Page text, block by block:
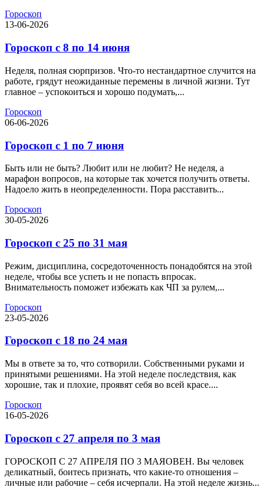
Гороскоп
13-06-2026
Гороскоп с 8 по 14 июня
Неделя, полная сюрпризов. Что-то нестандартное случится на
работе, грядут неожиданные перемены в личной жизни. Тут
главное – успокоиться и хорошо подумать,...
Гороскоп
06-06-2026
Гороскоп с 1 по 7 июня
Быть или не быть? Любит или не любит? Не неделя, а
марафон вопросов, на которые так хочется получить ответы.
Надоело жить в неопределенности. Пора расставить...
Гороскоп
30-05-2026
Гороскоп с 25 по 31 мая
Режим, дисциплина, сосредоточенность понадобятся на этой
неделе, чтобы все успеть и не попасть впросак.
Внимательность поможет избежать как ЧП за рулем,...
Гороскоп
23-05-2026
Гороскоп с 18 по 24 мая
Мы в ответе за то, что сотворили. Собственными руками и
принятыми решениями. На этой неделе последствия, как
хорошие, так и плохие, проявят себя во всей красе....
Гороскоп
16-05-2026
Гороскоп с 27 апреля по 3 мая
ГОРОСКОП С 27 АПРЕЛЯ ПО 3 МАЯОВЕН. Вы человек
деликатный, боитесь признать, что какие-то отношения –
личные или рабочие – себя исчерпали. На этой неделе жизнь...